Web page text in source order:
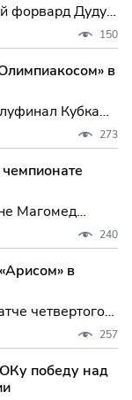
форвард Дуду
аренды
шаг в
24-
у
150
в
Кубка
не
из Салоник в
заставляет
273
Магомед
в домашнем
футболу.
240
в
четвертого
счетом 1:1. В
257
победу над